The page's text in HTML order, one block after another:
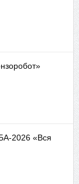
2026 «Вся